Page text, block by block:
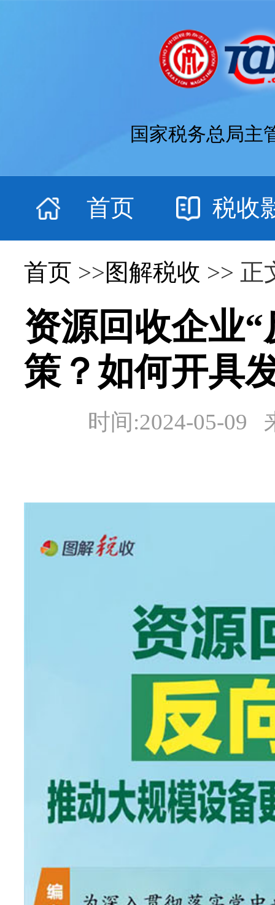
国家税务总局主
首页 税收
首页 >>图解税收 >> 正
资源回收企业
策？如何开具
时间:2024-05-09